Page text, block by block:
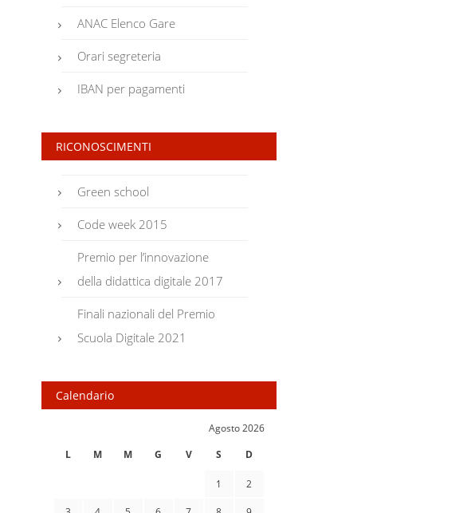
ANAC Elenco Gare
Orari segreteria
IBAN per pagamenti
RICONOSCIMENTI
Green school
Code week 2015
Premio per l’innovazione
della didattica digitale 2017
Finali nazionali del Premio
Scuola Digitale 2021
Calendario
Agosto 2026
L
M M G V S D
1 2